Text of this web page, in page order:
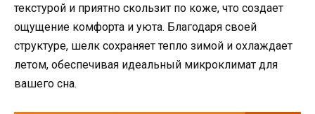
текстурой и приятно скользит по коже, что создает
ощущение комфорта и уюта. Благодаря своей
структуре, шелк сохраняет тепло зимой и охлаждает
летом, обеспечивая идеальный микроклимат для
вашего сна.